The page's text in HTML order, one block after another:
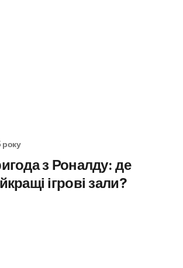
року
з Роналду: де
ігрові зали?